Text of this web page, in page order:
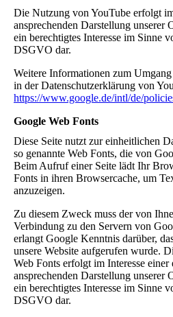
Die Nutzung von YouTube erfolgt
ansprechenden Darstellung unserer
ein berechtigtes Interesse im Sinne
DSGVO dar.
Weitere Informationen zum
in der Datenschutzerklärung von
https://www.google.de/intl/de/
Google Web Fonts
Diese Seite nutzt zur einheitlichen
so genannte Web Fonts, die von
Beim Aufruf einer Seite lädt Ihr
Fonts in ihren Browsercache, um
anzuzeigen.
Zu diesem Zweck muss der von
Verbindung zu den Servern von
erlangt Google Kenntnis darüber,
unsere Website aufgerufen wurde.
Web Fonts erfolgt im Interesse
ansprechenden Darstellung unserer
ein berechtigtes Interesse im Sinne
DSGVO dar.